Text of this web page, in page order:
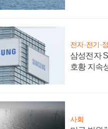
전자·전기·
삼성전자
호황 지속
사회